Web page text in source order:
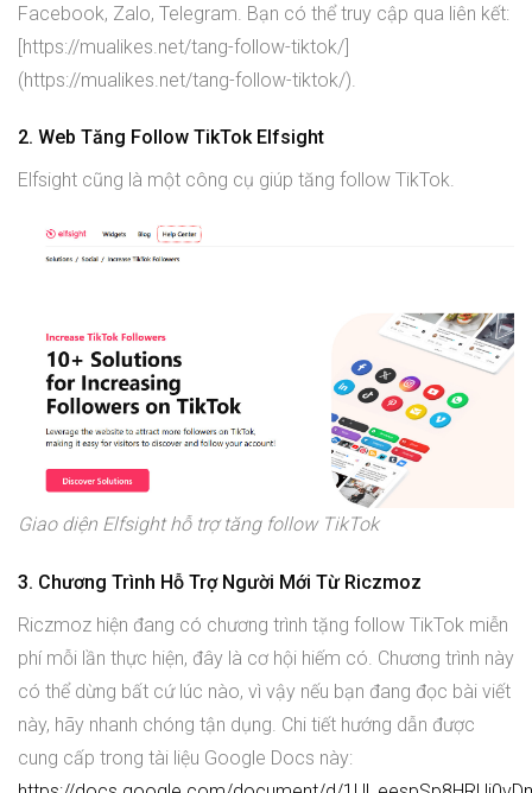
Facebook, Zalo, Telegram. Bạn có thể truy cập qua liên kết:
[https://mualikes.net/tang-follow-tiktok/]
(https://mualikes.net/tang-follow-tiktok/).
2. Web Tăng Follow TikTok Elfsight
Elfsight cũng là một công cụ giúp tăng follow TikTok.
Giao diện Elfsight hỗ trợ tăng follow TikTok
3. Chương Trình Hỗ Trợ Người Mới Từ Riczmoz
Riczmoz hiện đang có chương trình tặng follow TikTok miễn
phí mỗi lần thực hiện, đây là cơ hội hiếm có. Chương trình này
có thể dừng bất cứ lúc nào, vì vậy nếu bạn đang đọc bài viết
này, hãy nhanh chóng tận dụng. Chi tiết hướng dẫn được
cung cấp trong tài liệu Google Docs này: